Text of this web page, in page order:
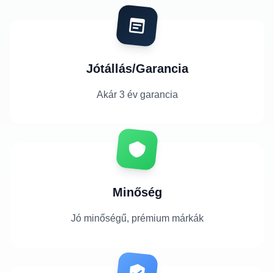
Jótállás/Garancia
Akár 3 év garancia
Minőség
Jó minőségű, prémium márkák